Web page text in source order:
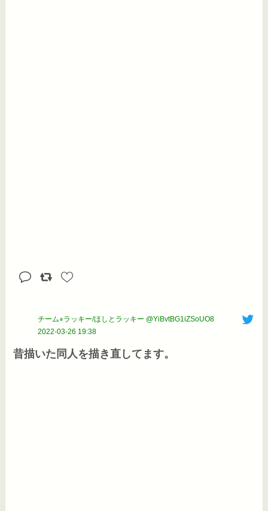
チーム⭐︎ラッキー/ほしとラッキー @YiBvtBG1iZSoUO8
2022-03-26 19:38
昔描いた同人を描き直してます。